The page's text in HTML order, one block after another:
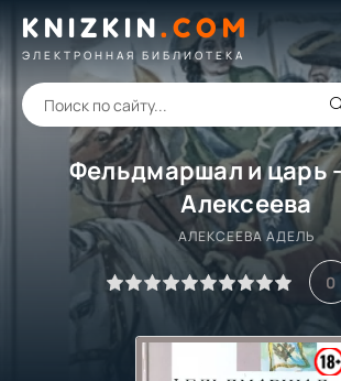
KNIZKIN.COM
ЭЛЕКТРОННАЯ БИБЛИОТЕКА
Фельдмаршал и царь
Алексеева
АЛЕКСЕЕВА АДЕЛЬ
0